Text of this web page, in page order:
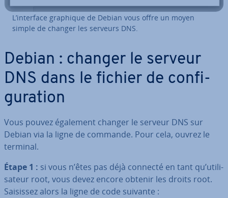
L’interface graphique de Debian vous offre un moyen
simple de changer les serveurs DNS.
Debian : changer le serveur
DNS dans le fichier de con­fi­
gu­ra­tion
Vous pouvez également changer le serveur DNS sur
Debian via la ligne de commande. Pour cela, ouvrez le
terminal.
Étape 1 : si vous n’êtes pas déjà connecté en tant qu’uti­li­
sa­teur root, vous devez encore obtenir les droits root.
Saisissez alors la ligne de code suivante :